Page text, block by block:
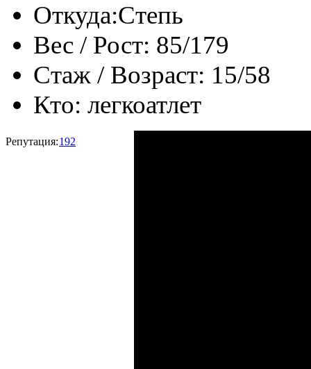
Откуда:Степь
Вес / Рост: 85/179
Стаж / Возраст: 15/58
Кто: легкоатлет
Репутация:192